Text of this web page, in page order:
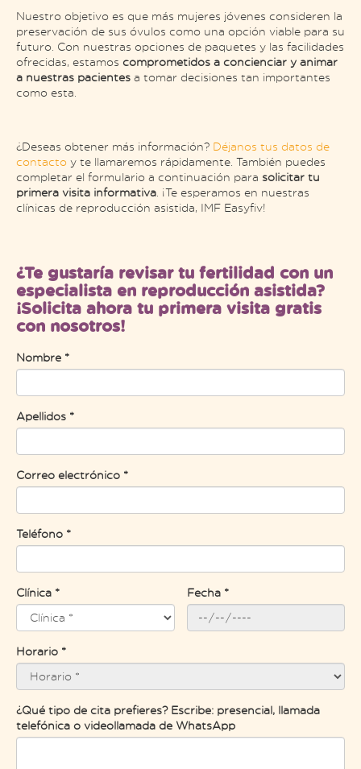
Nuestro objetivo es que más mujeres jóvenes consideren la
preservación de sus óvulos como una opción viable para su
futuro. Con nuestras opciones de paquetes y las facilidades
ofrecidas, estamos comprometidos a concienciar y animar
a nuestras pacientes a tomar decisiones tan importantes
como esta.
¿Deseas obtener más información? Déjanos tus datos de
contacto y te llamaremos rápidamente. También puedes
completar el formulario a continuación para solicitar tu
primera visita informativa . ¡Te esperamos en nuestras
clínicas de reproducción asistida, IMF Easyfiv!
¿Te gustaría revisar tu fertilidad con un
especialista en reproducción asistida?
¡Solicita ahora tu primera visita gratis
con nosotros!
Nombre *
Apellidos *
Correo electrónico *
Teléfono *
Clínica * Fecha *
Horario *
¿Qué tipo de cita prefieres? Escribe: presencial, llamada
telefónica o videollamada de WhatsApp